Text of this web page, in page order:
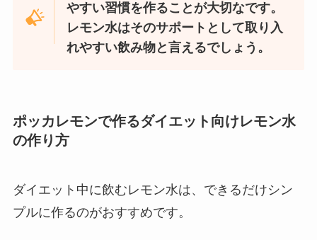
やすい習慣を作ることが大切なです。
レモン水はそのサポートとして取り入
れやすい飲み物と言えるでしょう。
ポッカレモンで作るダイエット向けレモン水
の作り方
ダイエット中に飲むレモン水は、できるだけシン
プルに作るのがおすすめです。